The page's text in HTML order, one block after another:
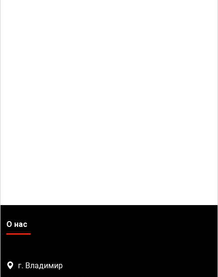
О нас
г. Владимир